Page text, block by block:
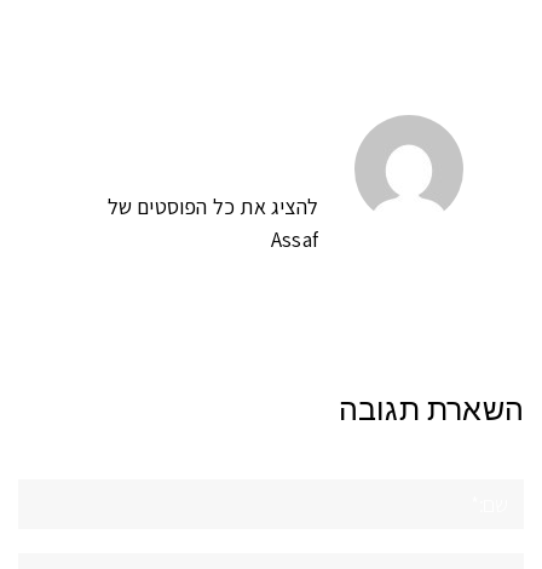
להציג את כל הפוסטים של
Assaf
השארת תגובה